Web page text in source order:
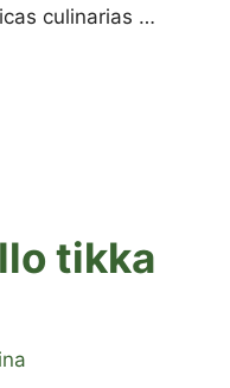
culinarias …
tikka